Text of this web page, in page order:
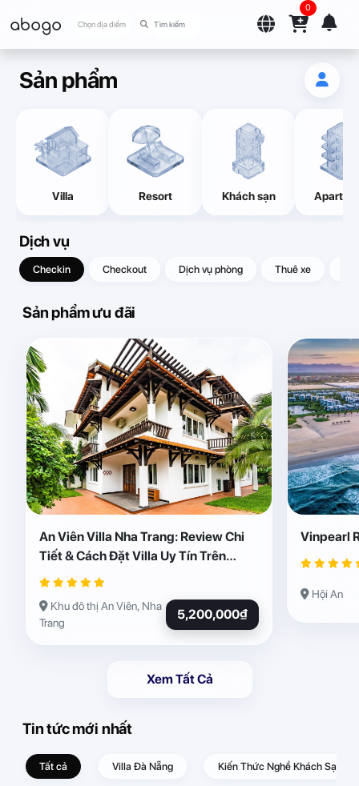
abogo Chọn địa điểm
0
Sản phẩm
Villa Resort Khách sạn
Dịch vụ
Checkin Checkout Dịch vụ phòng Thuê xe
Sản phẩm ưu đãi
An Viên Villa Nha Trang: Review Chi
Tiết & Cách Đặt Villa Uy Tín Trên
Abogo
Khu đô thị An Viên, Nha
Trang
5,200,000₫
Vinpearl
Hội An
Xem Tất Cả
Tin tức mới nhất
Tất cả Villa Đà Nẵng Kiến Thức Nghề Khách Sạn –